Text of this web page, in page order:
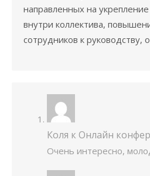
направленных на
внутри коллектива,
сотрудников к руководству,
Коля к Онлайн
Очень интересно,